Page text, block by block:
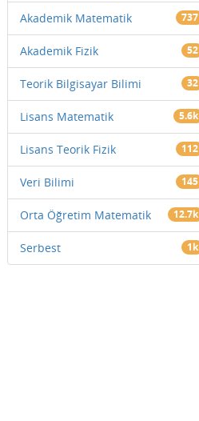
Akademik Matematik 737
Akademik Fizik 52
Teorik Bilgisayar Bilimi 32
Lisans Matematik 5.6k
Lisans Teorik Fizik 112
Veri Bilimi 145
Orta Öğretim Matematik 12.7k
Serbest 1k